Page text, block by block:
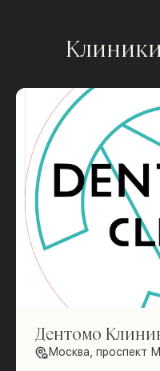
Дентомо
Москва, проспект